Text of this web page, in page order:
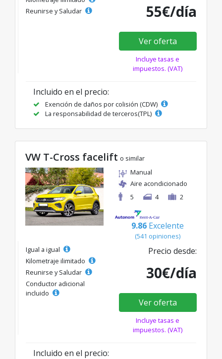
Reunirse y Saludar
55€/día
Ver oferta
Incluye tasas e
impuestos. (VAT)
Incluido en el precio:
Exención de daños por colisión (CDW)
La responsabilidad de terceros(TPL)
VW T-Cross facelift o similar
Manual
Aire acondicionado
5
4 2
9.86 Excelente
(541 opiniones)
Igual a igual
Kilometraje ilimitado
Reunirse y Saludar
Conductor adicional
incluido
Precio desde:
30€/día
Ver oferta
Incluye tasas e
impuestos. (VAT)
Incluido en el precio: